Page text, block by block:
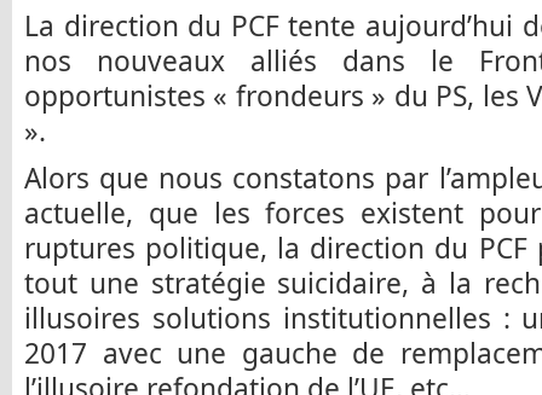
La direction du PCF tente aujourd’hui
nos nouveaux alliés dans le
opportunistes « frondeurs » du PS, les
».
Alors que nous constatons par
actuelle, que les forces existent
ruptures politique, la direction du
tout une stratégie suicidaire, à la
illusoires solutions institutionnelles :
2017 avec une gauche de